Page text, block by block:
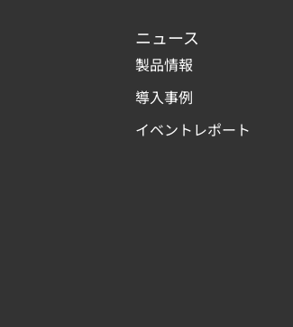
ニュース
製品情報
導入事例
イベントレポート